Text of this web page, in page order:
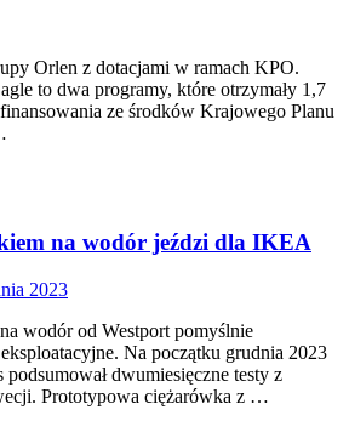
Orlen z dotacjami w ramach KPO.
to dwa programy, które otrzymały 1,7
ze środków Krajowego Planu
na wodór jeździ dla IKEA
2023
wodór od Westport pomyślnie
Na początku grudnia 2023
dwumiesięczne testy z
Prototypowa ciężarówka z …